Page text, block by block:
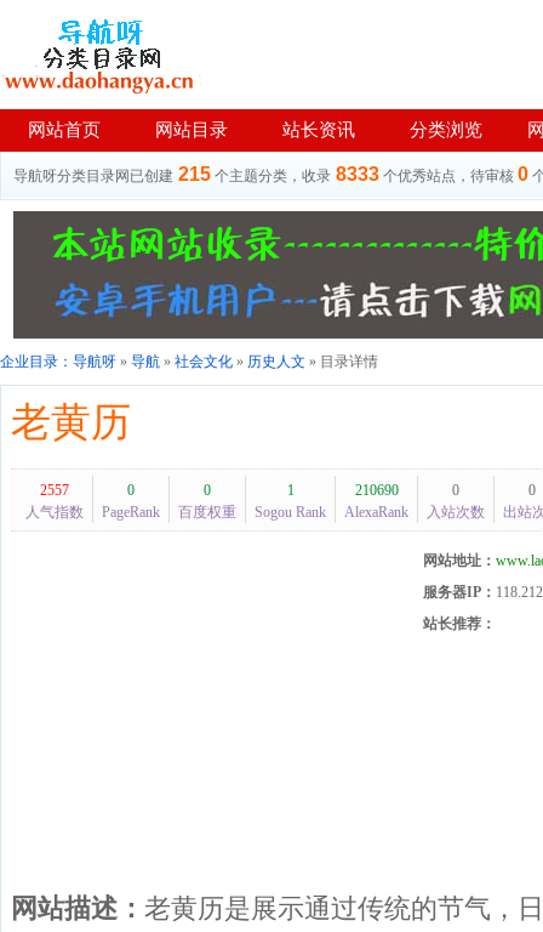
网站首页 网站目录 站长资讯 分类浏览
导航呀分类目录网已创建 215 个主题分类，收录 8333 个优秀站点，待审核 0
企业目录： 导航呀 » 导航 » 社会文化 » 历史人文 » 目录详情
老黄历
2557
人气指数
0
PageRank
0
百度权重
1
Sogou Rank
210690
AlexaRank
0
入站次数
0
出站
网站地址：
服务器IP：
站长推荐：
网站描述： 老黄历是展示通过传统的节气，